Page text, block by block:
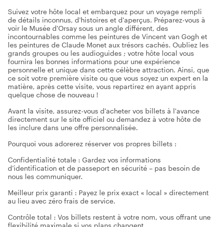
Suivez votre hôte local et embarquez pour un voyage rempli
de détails inconnus, d'histoires et d'aperçus. Préparez-vous à
voir le Musée d'Orsay sous un angle différent, des
incontournables comme les peintures de Vincent van Gogh et
les peintures de Claude Monet aux trésors cachés. Oubliez les
grands groupes ou les audioguides ; votre hôte local vous
fournira les bonnes informations pour une expérience
personnelle et unique dans cette célèbre attraction. Ainsi, que
ce soit votre première visite ou que vous soyez un expert en la
matière, après cette visite, vous repartirez en ayant appris
quelque chose de nouveau !
Avant la visite, assurez-vous d'acheter vos billets à l'avance
directement sur le site officiel ou demandez à votre hôte de
les inclure dans une offre personnalisée.
Pourquoi vous adorerez réserver vos propres billets :
Confidentialité totale : Gardez vos informations
d'identification et de passeport en sécurité – pas besoin de
nous les communiquer.
Meilleur prix garanti : Payez le prix exact « local » directement
au lieu avec zéro frais de service.
Contrôle total : Vos billets restent à votre nom, vous offrant une
flexibilité maximale si vos plans changent.